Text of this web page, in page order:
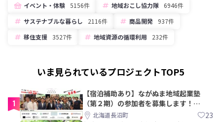
イベント・体験 5156件 地域おこし協力隊
6946件
サステナブルな暮らし
2116件 商品開発
937件
移住支援 3527件 地域資源の循環利用 232件
いま見られているプロジェクトTOP5
1
【宿泊補助あり】ながぬま地域起業塾
（第２期）の参加者を募集します！
【8/21〆】
北海道長沼町 23